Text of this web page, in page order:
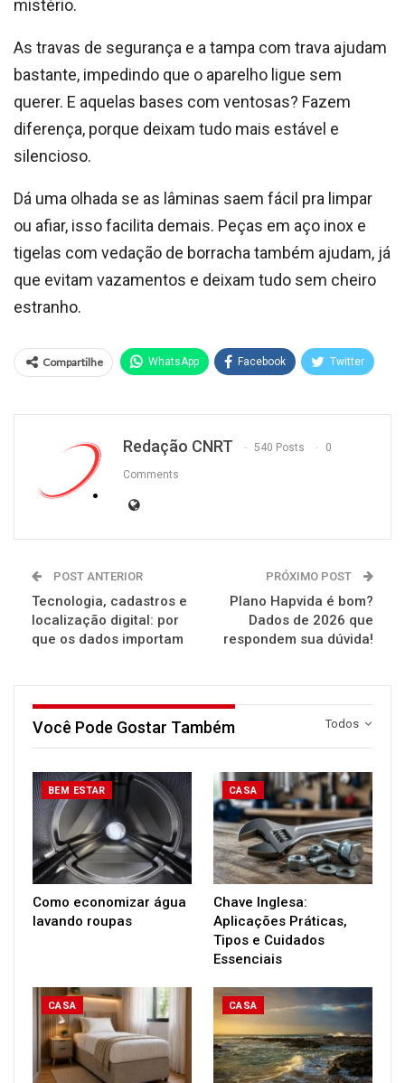
mistério.
As travas de segurança e a tampa com trava ajudam
bastante, impedindo que o aparelho ligue sem
querer. E aquelas bases com ventosas? Fazem
diferença, porque deixam tudo mais estável e
silencioso.
Dá uma olhada se as lâminas saem fácil pra limpar
ou afiar, isso facilita demais. Peças em aço inox e
tigelas com vedação de borracha também ajudam, já
que evitam vazamentos e deixam tudo sem cheiro
estranho.
Compartilhe WhatsApp Facebook Twitter
Redação CNRT 540 Posts 0
Comments
POST ANTERIOR
Tecnologia, cadastros e
localização digital: por
que os dados importam
PRÓXIMO POST
Plano Hapvida é bom?
Dados de 2026 que
respondem sua dúvida!
Todos
Você Pode Gostar Também
BEM ESTAR
Como economizar água
lavando roupas
CASA
Chave Inglesa:
Aplicações Práticas,
Tipos e Cuidados
Essenciais
CASA CASA